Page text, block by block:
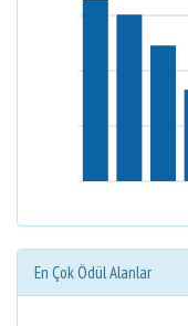
En Çok Ödül Alanlar